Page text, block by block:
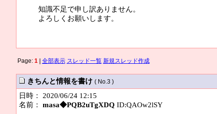
知識不足で申し訳ありません。
よろしくお願いします。
Page: 1| 全部表示 スレッド一覧 新規スレッド作成
きちんと情報を書け ( No.3 )
日時： 2020/06/24 12:15
名前： masa◆PQB2uTgXDQ ID:QAOw2lSY